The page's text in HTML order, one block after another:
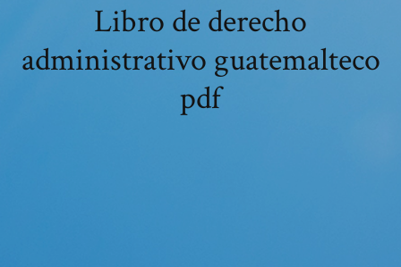
Libro de derecho
administrativo guatemalteco
pdf